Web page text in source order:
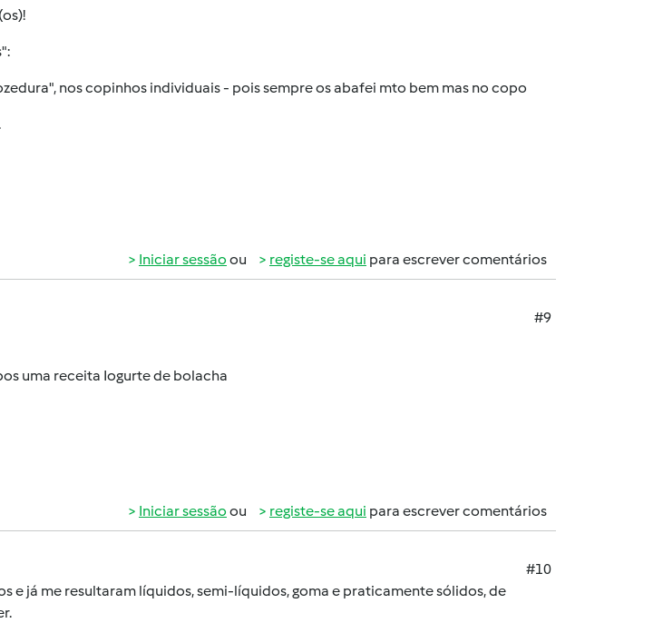
nos copinhos individuais - pois sempre os abafei mto bem mas no copo
Iniciar sessão ou registe-se aqui para escrever comentários
#9
uma receita Iogurte de bolacha
Iniciar sessão ou registe-se aqui para escrever comentários
#10
e já me resultaram líquidos, semi-líquidos, goma e praticamente sólidos, de